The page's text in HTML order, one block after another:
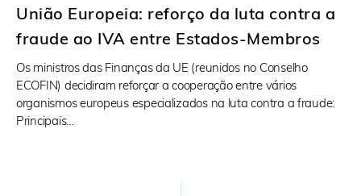
União Europeia: reforço da luta contra a
fraude ao IVA entre Estados-Membros
Os ministros das Finanças da UE (reunidos no Conselho
ECOFIN) decidiram reforçar a cooperação entre vários
organismos europeus especializados na luta contra a fraude:
Principais…